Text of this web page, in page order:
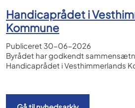
Handicaprådet i
Kommune
Publiceret 30-06-2026
Byrådet har godkendt
Handicaprådet i Vesthimmerlands